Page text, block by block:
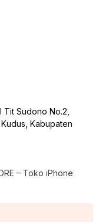
Tit Sudono No.2,
Kabupaten
– Toko iPhone